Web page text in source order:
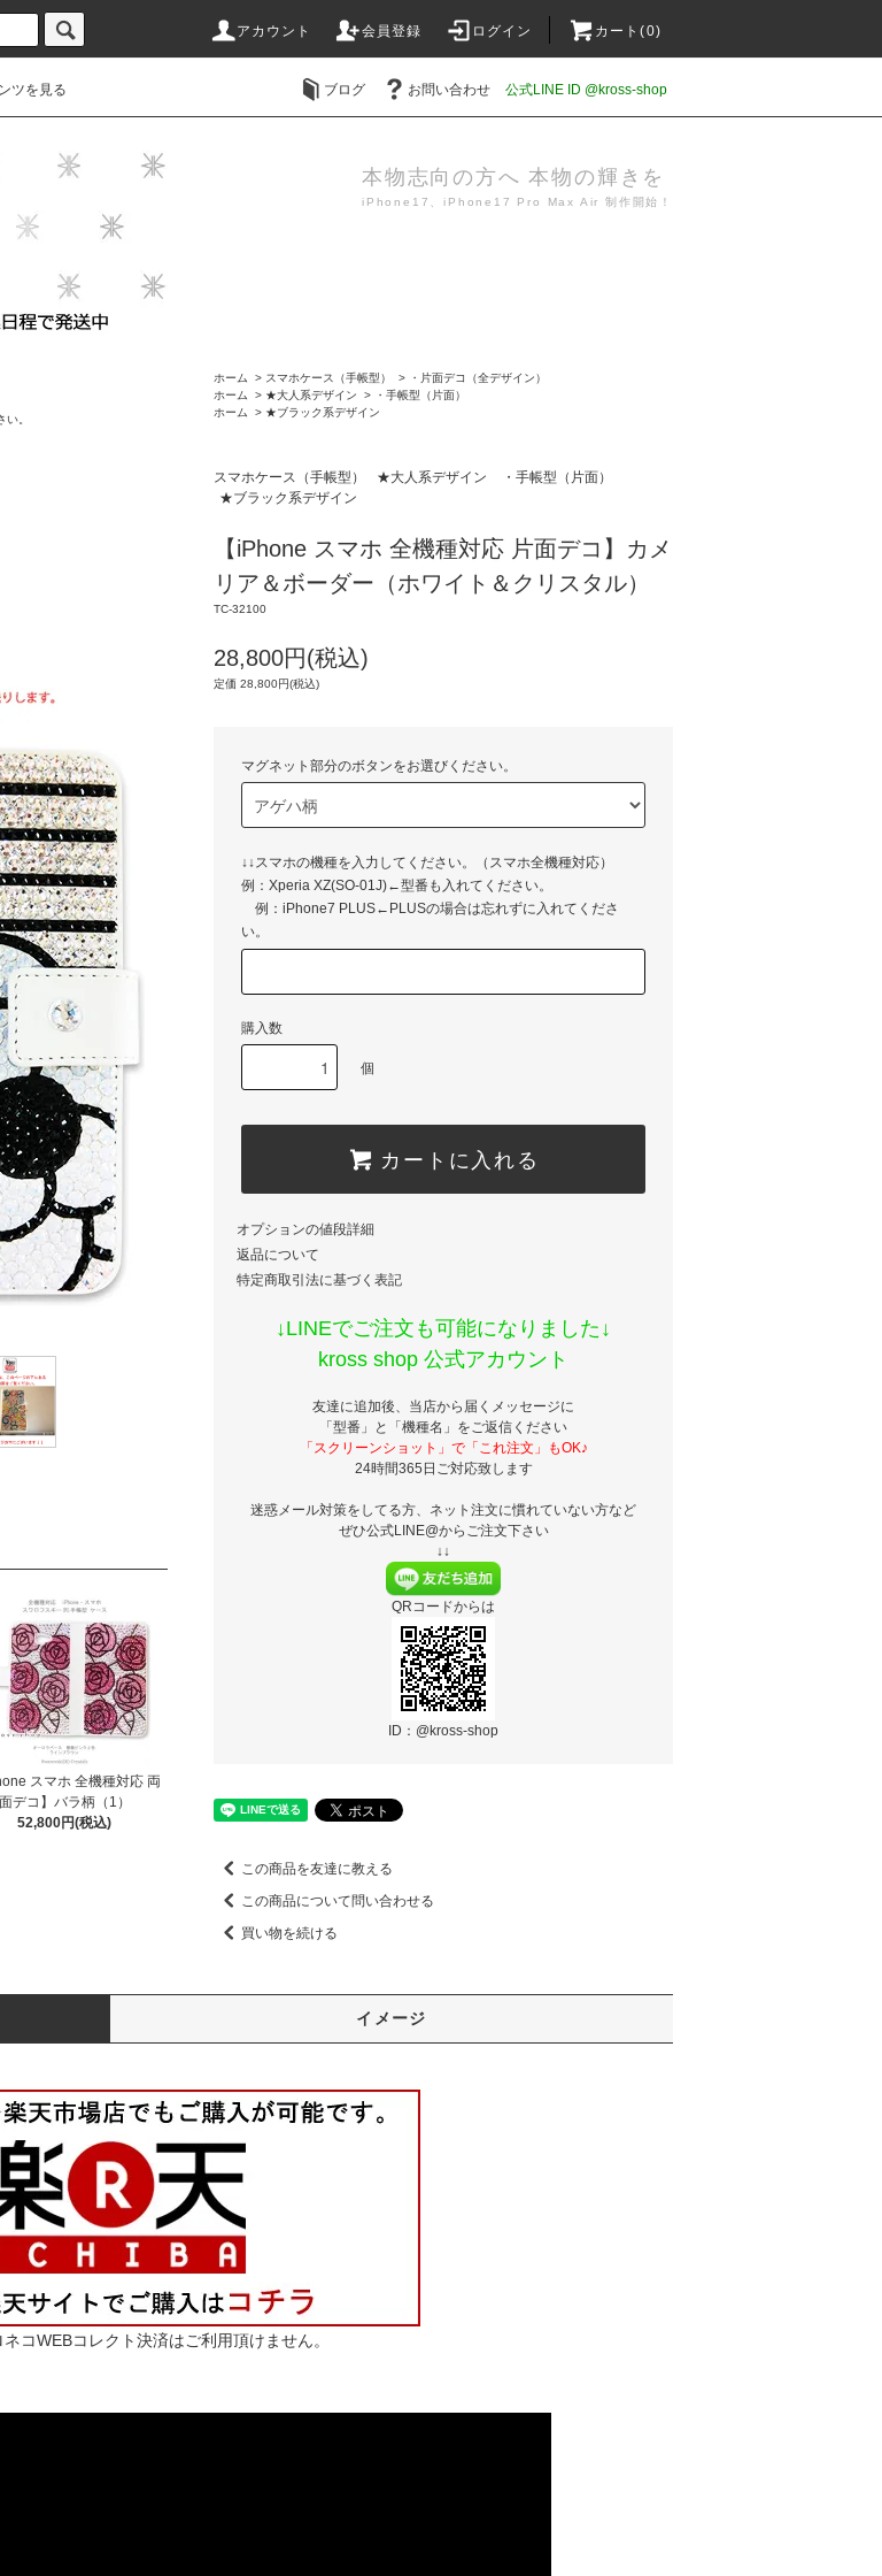
アカウント 会員登録 ログイン カート(0)
ツを見る ブログ お問い合わせ 公式LINE ID @kross-shop
本物志向の方へ 本物の輝きを
iPhone17、iPhone17 Pro Max Air 制作開始！
。
スマホ 全機種対応 両
面デコ】バラ柄（1）
52,800円(税込)
ホーム > スマホケース（手帳型） >
・片面デコ（全デザイン）
ホーム
> ★大人系デザイン >
・手帳型（片面）
ホーム
> ★ブラック系デザイン
スマホケース（手帳型） ★大人系デザイン
・手帳型（片面）
★ブラック系デザイン
【iPhone スマホ 全機種対応 片面デコ】カメ
リア＆ボーダー（ホワイト＆クリスタル）
TC-32100
28,800円(税込)
定価 28,800円(税込)
マグネット部分のボタンをお選びください。
↓↓スマホの機種を入力してください。（スマホ全機種対応）
例：Xperia XZ(SO-01J)←型番も入れてください。
例：iPhone7 PLUS←PLUSの場合は忘れずに入れてくださ
い。
購入数
個
カートに入れる
オプションの値段詳細
返品について
特定商取引法に基づく表記
↓LINEでご注文も可能になりました↓
kross shop 公式アカウント
友達に追加後、当店から届くメッセージに
「型番」と「機種名」をご返信ください
「スクリーンショット」で「これ注文」もOK♪
24時間365日ご対応致します
迷惑メール対策をしてる方、ネット注文に慣れていない方など
ぜひ公式LINE@からご注文下さい
↓↓
QRコードからは
ID：@kross-shop
この商品を友達に教える
この商品について問い合わせる
買い物を続ける
イメージ
コWEBコレクト決済はご利用頂けません。